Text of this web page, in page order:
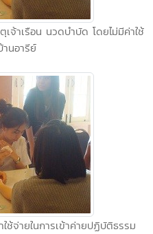
จ้าเรือน นวดบำบัด โดยไม่มีค่าใช้
นอารีย์
จ่ายในการเข้าค่ายปฏิบัติธรรม